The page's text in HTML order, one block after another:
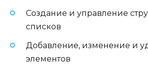
Создание и управление
списков
Добавление, изменение и
элементов